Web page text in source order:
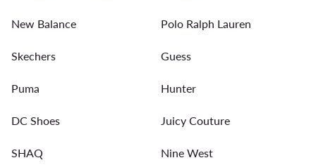
New Balance Polo Ralph Lauren
Skechers Guess
Puma Hunter
DC Shoes Juicy Couture
SHAQ Nine West